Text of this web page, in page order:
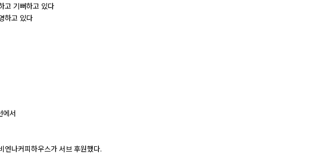
고 기뻐하고 있다
하고 있다
에서
나커피하우스가 서브 후원했다.